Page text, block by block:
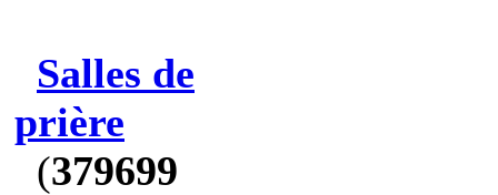
Salles de
prière
(379699